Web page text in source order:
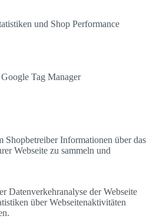
und Shop Performance
Tag Manager
Shopbetreiber Informationen über das
Webseite zu sammeln und
Datenverkehranalyse der Webseite
über Webseitenaktivitäten